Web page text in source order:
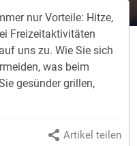
nur Vorteile: Hitze,
Freizeitaktivitäten
uns zu. Wie Sie sich
was beim
gesünder grillen,
Artikel teilen